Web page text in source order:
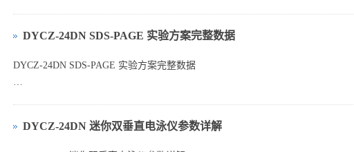
很多实验室纠结：
DYCZ‑24DN SDS‑PAGE 实验方案完整数据
DYCZ‑24DN SDS‑PAGE 实验方案完整数据
用 DYCZ‑24DN 迷你双垂直电泳仪进行蛋白 SDS‑PAGE 分离，考察条带清晰度
DYCZ‑24DN 迷你双垂直电泳仪参数详解